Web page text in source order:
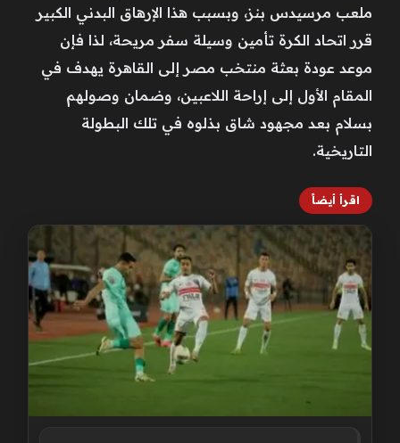
ملعب مرسيدس بنز، وبسبب هذا الإرهاق البدني الكبير
قرر اتحاد الكرة تأمين وسيلة سفر مريحة، لذا فإن
موعد عودة بعثة منتخب مصر إلى القاهرة يهدف في
المقام الأول إلى إراحة اللاعبين، وضمان وصولهم
بسلام بعد مجهود شاق بذلوه في تلك البطولة
التاريخية.
اقرأ أيضاً